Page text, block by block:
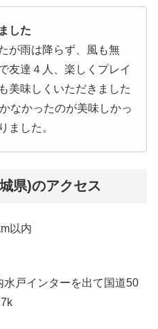
した
が雨は降らず、風も無
友達４人、楽しくプレイ
美味しくいただきました
なかったのが美味しかっ
ました。
県)のアクセス
以内
戸インターを出て国道50